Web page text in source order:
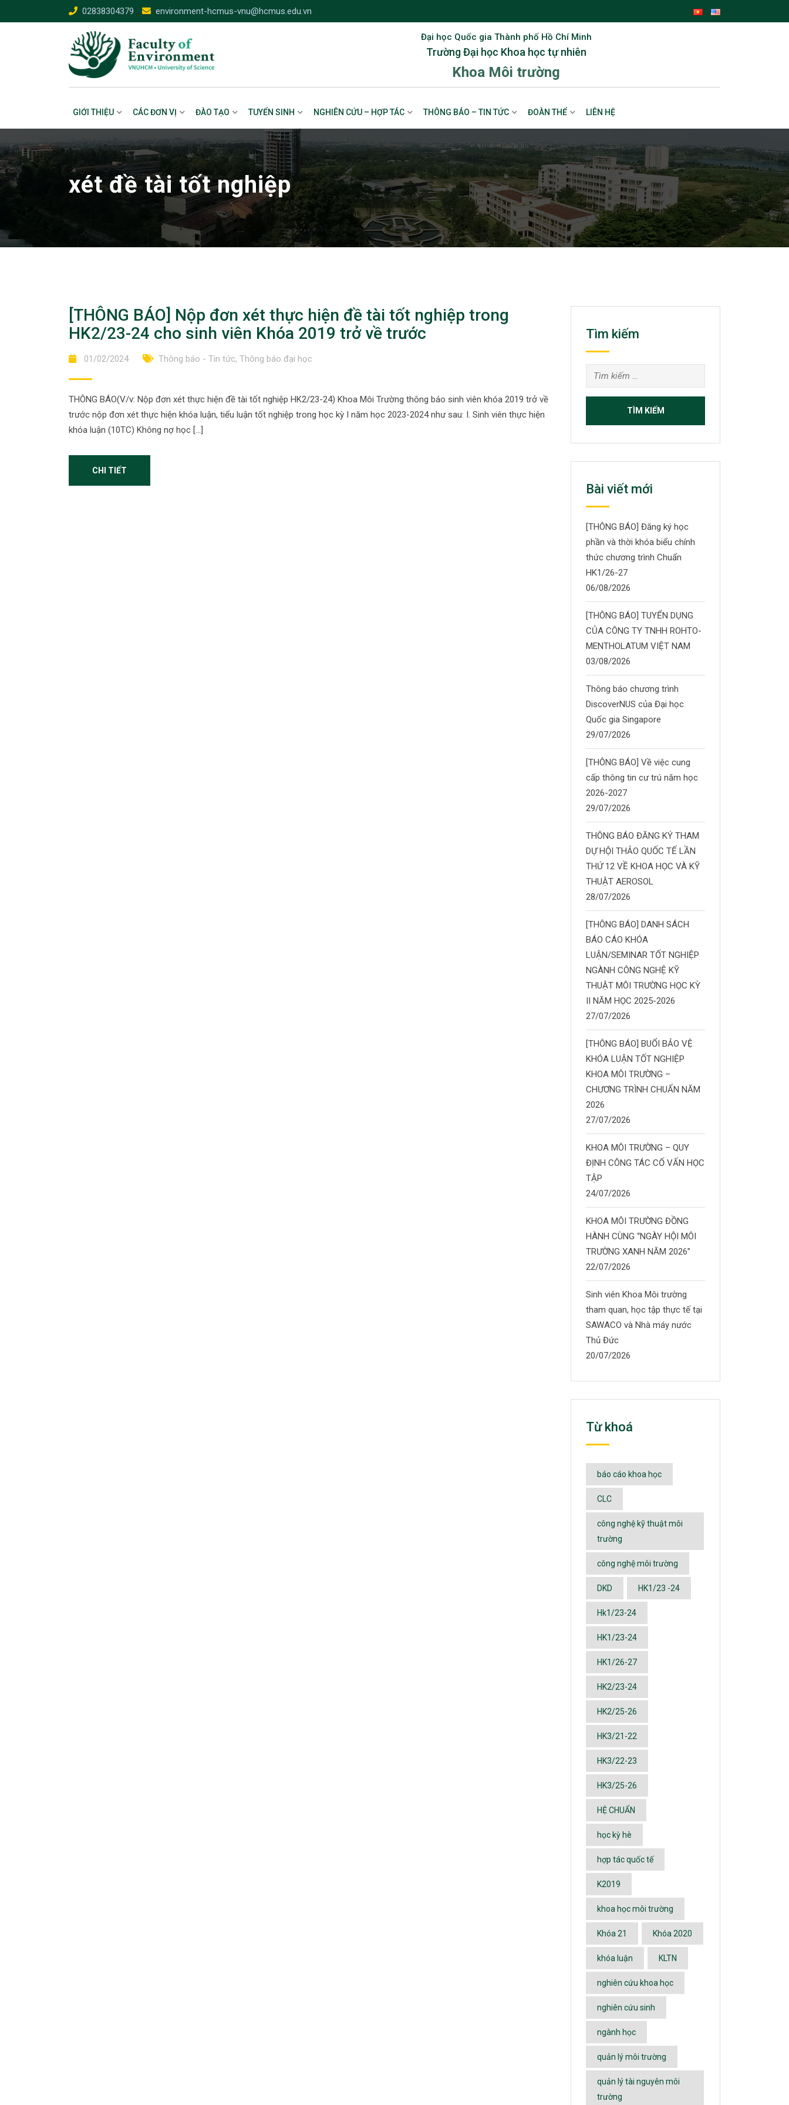
to
02838304379 environment-hcmus-vnu@hcmus.edu.vn
Đại học Quốc gia Thành phố Hồ Chí Minh
Trường Đại học Khoa học tự nhiên
Khoa Môi trường
GIỚI THIỆU CÁC ĐƠN VỊ ĐÀO TẠO TUYỂN SINH NGHIÊN CỨU – HỢP TÁC THÔNG BÁO – TIN TỨC ĐOÀN THỂ LIÊN HỆ
xét đề tài tốt nghiệp
[THÔNG BÁO] Nộp đơn xét thực hiện đề tài tốt nghiệp trong
HK2/23-24 cho sinh viên Khóa 2019 trở về trước
01/02/2024 Thông báo - Tin tức, Thông báo đại học
THÔNG BÁO(V/v: Nộp đơn xét thực hiện đề tài tốt nghiệp HK2/23-24) Khoa Môi Trường thông báo sinh viên khóa 2019 trở về
trước nộp đơn xét thực hiện khóa luận, tiểu luận tốt nghiệp trong học kỳ I năm học 2023-2024 như sau: I. Sinh viên thực hiện
khóa luận (10TC) Không nợ học […]
CHI TIẾT
Tìm kiếm
Tìm
kiếm
Bài viết mới
[THÔNG BÁO] Đăng ký học
phần và thời khóa biểu chính
thức chương trình Chuẩn
HK1/26-27
06/08/2026
[THÔNG BÁO] TUYỂN DỤNG
CỦA CÔNG TY TNHH ROHTO-
MENTHOLATUM VIỆT NAM
03/08/2026
Thông báo chương trình
DiscoverNUS của Đại học
Quốc gia Singapore
29/07/2026
[THÔNG BÁO] Về việc cung
cấp thông tin cư trú năm học
2026-2027
29/07/2026
THÔNG BÁO ĐĂNG KÝ THAM
DỰ HỘI THẢO QUỐC TẾ LẦN
THỨ 12 VỀ KHOA HỌC VÀ KỸ
THUẬT AEROSOL
28/07/2026
[THÔNG BÁO] DANH SÁCH
BÁO CÁO KHÓA
LUẬN/SEMINAR TỐT NGHIỆP
NGÀNH CÔNG NGHỆ KỸ
THUẬT MÔI TRƯỜNG HỌC KỲ
II NĂM HỌC 2025-2026
27/07/2026
[THÔNG BÁO] BUỔI BẢO VỆ
KHÓA LUẬN TỐT NGHIỆP
KHOA MÔI TRƯỜNG –
CHƯƠNG TRÌNH CHUẨN NĂM
2026
27/07/2026
KHOA MÔI TRƯỜNG – QUY
ĐỊNH CÔNG TÁC CỐ VẤN HỌC
TẬP
24/07/2026
KHOA MÔI TRƯỜNG ĐỒNG
HÀNH CÙNG “NGÀY HỘI MÔI
TRƯỜNG XANH NĂM 2026”
22/07/2026
Sinh viên Khoa Môi trường
tham quan, học tập thực tế tại
SAWACO và Nhà máy nước
Thủ Đức
20/07/2026
Từ khoá
báo cáo khoa học
CLC
công nghệ kỹ thuật môi
trường
công nghệ môi trường
DKD HK1/23 -24
Hk1/23-24
HK1/23-24
HK1/26-27
HK2/23-24
HK2/25-26
HK3/21-22
HK3/22-23
HK3/25-26
HỆ CHUẨN
học kỳ hè
hợp tác quốc tế
K2019
khoa học môi trường
Khóa 21 Khóa 2020
khóa luận KLTN
nghiên cứu khoa học
nghiên cứu sinh
ngành học
quản lý môi trường
quản lý tài nguyên môi
trường